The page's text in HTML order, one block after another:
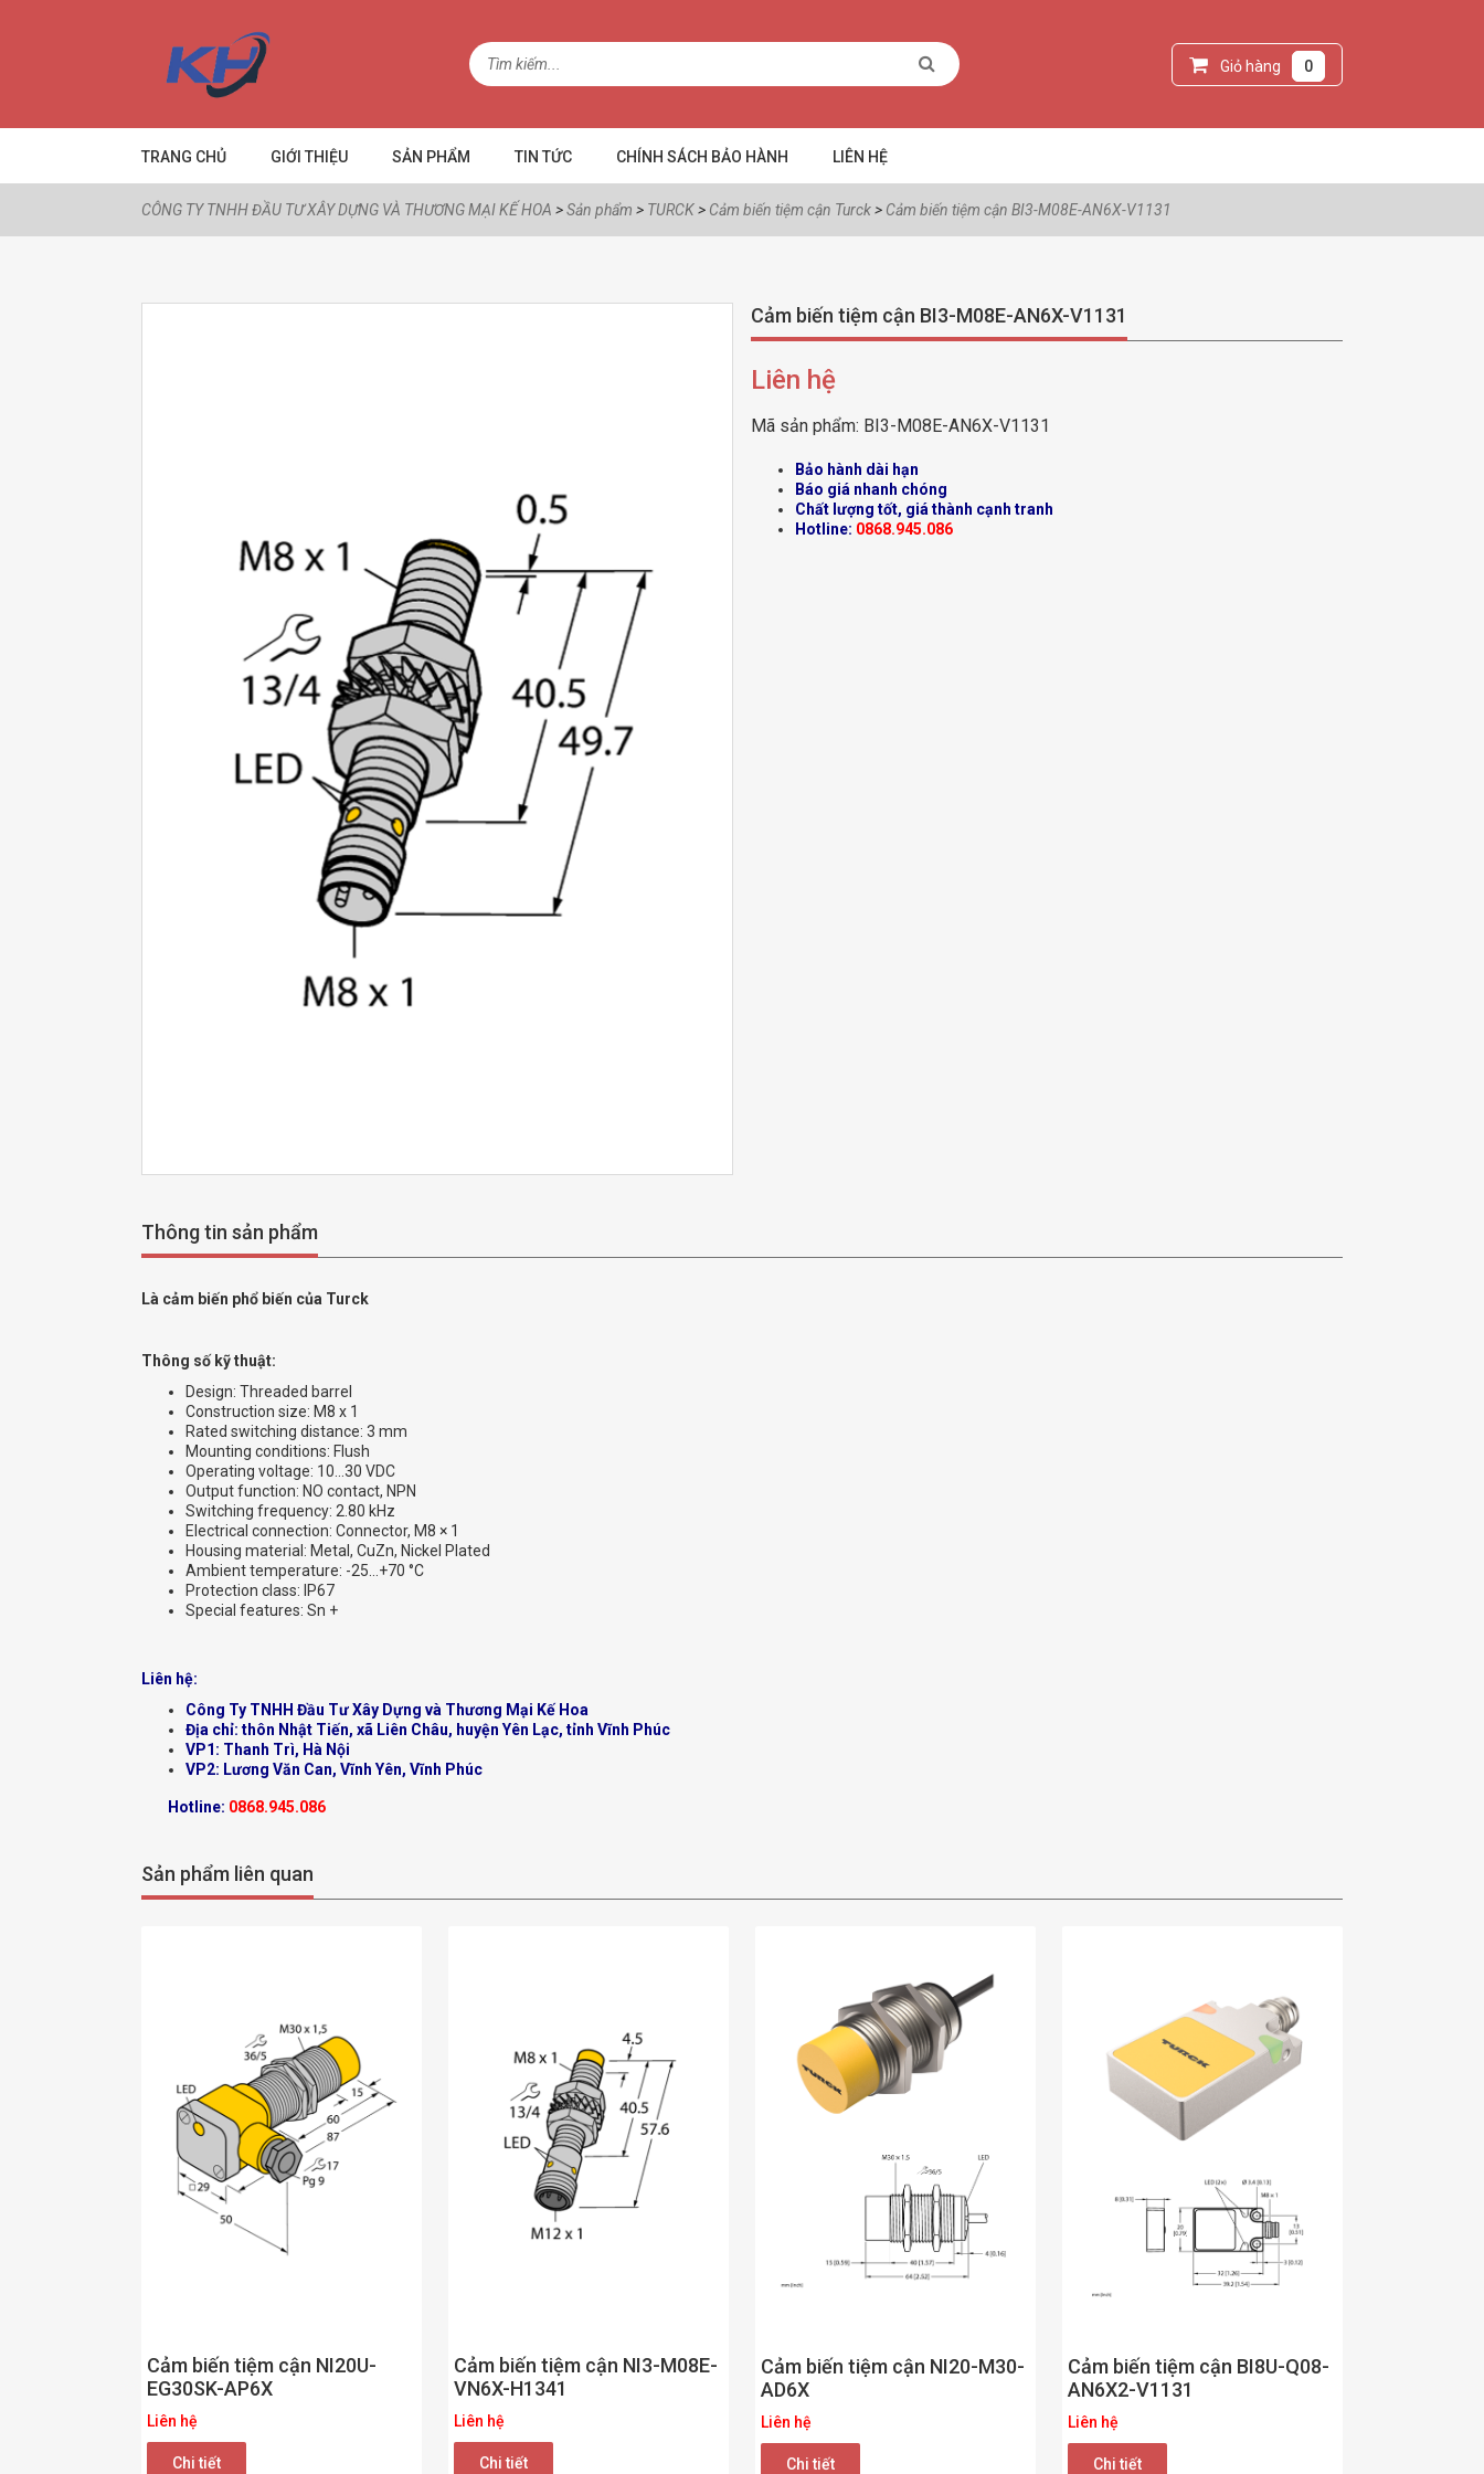
Giỏ hàng 0
TRANG CHỦ GIỚI THIỆU SẢN PHẨM TIN TỨC CHÍNH SÁCH BẢO HÀNH LIÊN HỆ
CÔNG TY TNHH ĐẦU TƯ XÂY DỰNG VÀ THƯƠNG MẠI KẾ HOA >Sản phẩm > TURCK> Cảm biến tiệm cận Turck> Cảm biến tiệm cận BI3-M08E-AN6X-V1131
Cảm biến tiệm cận BI3-M08E-AN6X-V1131
Liên hệ
Mã sản phẩm: BI3-M08E-AN6X-V1131
Bảo hành dài hạn
Báo giá nhanh chóng
Chất lượng tốt, giá thành cạnh tranh
Hotline: 0868.945.086
Thông tin sản phẩm
Là cảm biến phổ biến của Turck
Thông số kỹ thuật:
Design: Threaded barrel
Construction size: M8 x 1
Rated switching distance: 3 mm
Mounting conditions: Flush
Operating voltage: 10…30 VDC
Output function: NO contact, NPN
Switching frequency: 2.80 kHz
Electrical connection: Connector, M8 × 1
Housing material: Metal, CuZn, Nickel Plated
Ambient temperature: -25…+70 °C
Protection class: IP67
Special features: Sn +
Liên hệ:
Công Ty TNHH Đầu Tư Xây Dựng và Thương Mại Kế Hoa
Địa chỉ: thôn Nhật Tiến, xã Liên Châu, huyện Yên Lạc, tỉnh Vĩnh Phúc
VP1: Thanh Trì, Hà Nội
VP2: Lương Văn Can, Vĩnh Yên, Vĩnh Phúc
Hotline: 0868.945.086
Sản phẩm liên quan
Cảm biến tiệm cận NI20U-
EG30SK-AP6X
Liên hệ
Chi tiết
Cảm biến tiệm cận NI3-M08E-
VN6X-H1341
Liên hệ
Chi tiết
Cảm biến tiệm cận NI20-M30-
AD6X
Liên hệ
Chi tiết
Cảm biến tiệm cận BI8U-Q08-
AN6X2-V1131
Liên hệ
Chi tiết